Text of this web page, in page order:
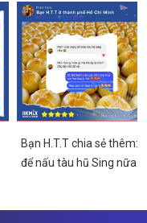
Bạn H.T.T chia sẻ thêm:
để nấu tàu hũ Sing nữa.